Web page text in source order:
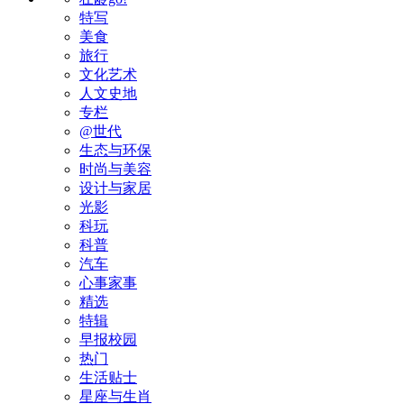
特写
美食
旅行
文化艺术
人文史地
专栏
@世代
生态与环保
时尚与美容
设计与家居
光影
科玩
科普
汽车
心事家事
精选
特辑
早报校园
热门
生活贴士
星座与生肖